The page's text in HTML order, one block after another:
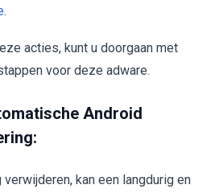
.
acties, kunt u doorgaan met
voor deze adware.
Android
kan een langdurig en